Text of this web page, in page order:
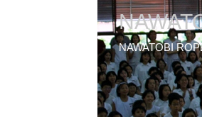
NAWATOBI